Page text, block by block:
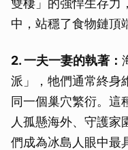
雙棲」的強悍生存力
中，站穩了食物鏈頂
2. 一夫一妻的執著：
派」，牠們通常終身
同一個巢穴繁衍。這
人孤懸海外、守護家
們成為冰島人眼中最